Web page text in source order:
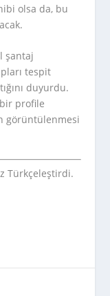
olsa da, bu
şantaj
tespit
duyurdu.
profile
görüntülenmesi
Türkçeleştirdi.